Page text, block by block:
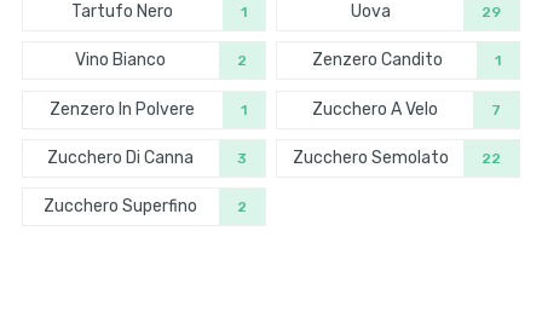
Tartufo Nero 1 Uova 29
Vino Bianco 2 Zenzero Candito 1
Zenzero In Polvere 1 Zucchero A Velo 7
Zucchero Di Canna 3 Zucchero Semolato 22
Zucchero Superfino 2